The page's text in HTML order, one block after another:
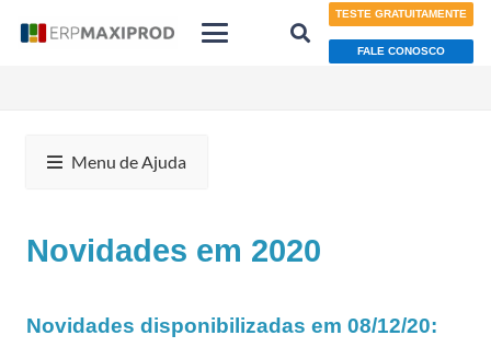
TESTE GRATUITAMENTE
FALE CONOSCO
Menu de Ajuda
Novidades em 2020
Novidades disponibilizadas em 08/12/20: